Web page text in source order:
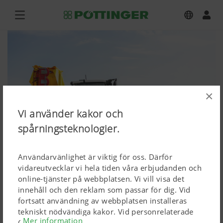
×
Vi använder kakor och
spårningsteknologier.
Användarvänlighet är viktig för oss. Därför
vidareutvecklar vi hela tiden våra erbjudanden och
online-tjänster på webbplatsen. Vi vill visa det
innehåll och den reklam som passar för dig. Vid
fortsatt användning av webbplatsen installeras
tekniskt nödvändiga kakor. Vid personrelaterade
Mer information
NOVACAT 301 ALPHA MOTION
MASTER